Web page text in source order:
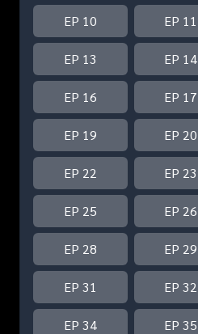
EP 10 EP 11
EP 13 EP 14
EP 16 EP 17
EP 19 EP 20
EP 22 EP 23
EP 25 EP 26
EP 28 EP 29
EP 31 EP 32
EP 34 EP 35